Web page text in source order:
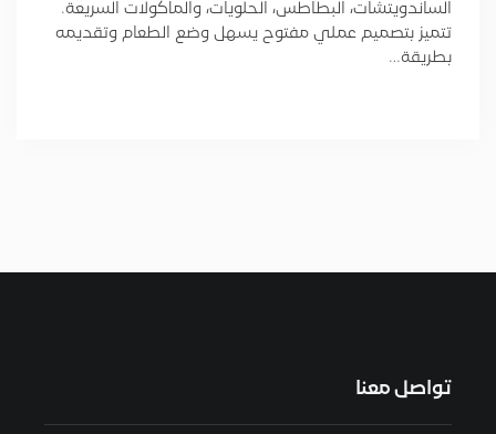
الساندويتشات، البطاطس، الحلويات، والمأكولات السريعة.
تتميز بتصميم عملي مفتوح يسهل وضع الطعام وتقديمه
بطريقة…
تواصل معنا